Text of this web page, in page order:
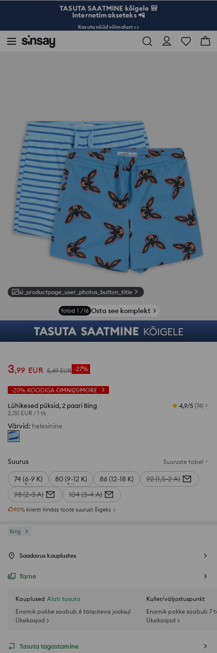
TASUTA SAATMINE kõigele 🎒
Internetimakseteks 📲
Kasuta nüüd võimalust >>
si_productpage_user_photos_button_title
fotod 1 /16 Osta see komplekt
3,99 EUR 5,49 EUR -27%
-20% KOODIGA OMNI20MORE
Lühikesed püksid, 2 paari Bing
2,00 EUR /1 tk
4,9/5 (74)
Värvid: helesinine
Suurus Suuruste tabel
74 (6-9 K) 80 (9-12 K) 86 (12-18 K)
92 (1,5-2 A)
98 (2-3 A)
104 (3-4 A)
90% klienti hindas toote suurust õigeks
Bing
Saadavus kauplustes
Tarne
Kauplused Alati tasuta
Enamik pakke saabub 6 tööpäeva jooksul
Üksikasjad >
Kuller/väljastuspunkt
Enamik pakke saabub 7
Üksikasjad >
Tasuta tagastamine